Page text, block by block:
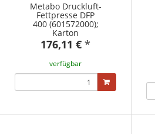
Metabo Druckluft-
Fettpresse DFP
400 (601572000);
Karton
176,11 € *
verfügbar